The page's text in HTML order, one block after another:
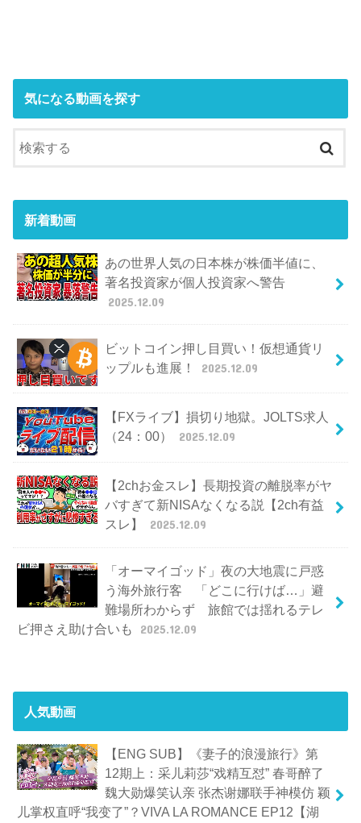
気になる動画を探す
新着動画
あの世界人気の日本株が株価半値に、
著名投資家が個人投資家へ警告
2025.12.09
ビットコイン押し目買い！仮想通貨リ
ップルも進展！
2025.12.09
【FXライブ】損切り地獄。JOLTS求人
（24：00）
2025.12.09
【2chお金スレ】長期投資の離脱率がヤ
バすぎて新NISAなくなる説【2ch有益
スレ】
2025.12.09
「オーマイゴッド」夜の大地震に戸惑
う海外旅行客 「どこに行けば…」避
難場所わからず 旅館では揺れるテレ
ビ押さえ助け合いも
2025.12.09
人気動画
【ENG SUB】《妻子的浪漫旅行》第
12期上：采儿莉莎“戏精互怼” 春哥醉了
魏大勋爆笑认亲 张杰谢娜联手神模仿 颖
儿掌权直呼“我变了”？VIVA LA ROMANCE EP12【湖